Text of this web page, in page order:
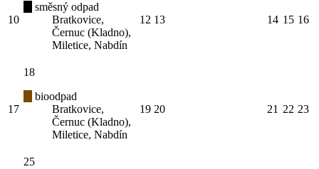
10
směsný odpad
Bratkovice,
Černuc (Kladno),
Miletice, Nabdín
12 13 14 15 16
17
18
bioodpad
Bratkovice,
Černuc (Kladno),
Miletice, Nabdín
19 20 21 22 23
25